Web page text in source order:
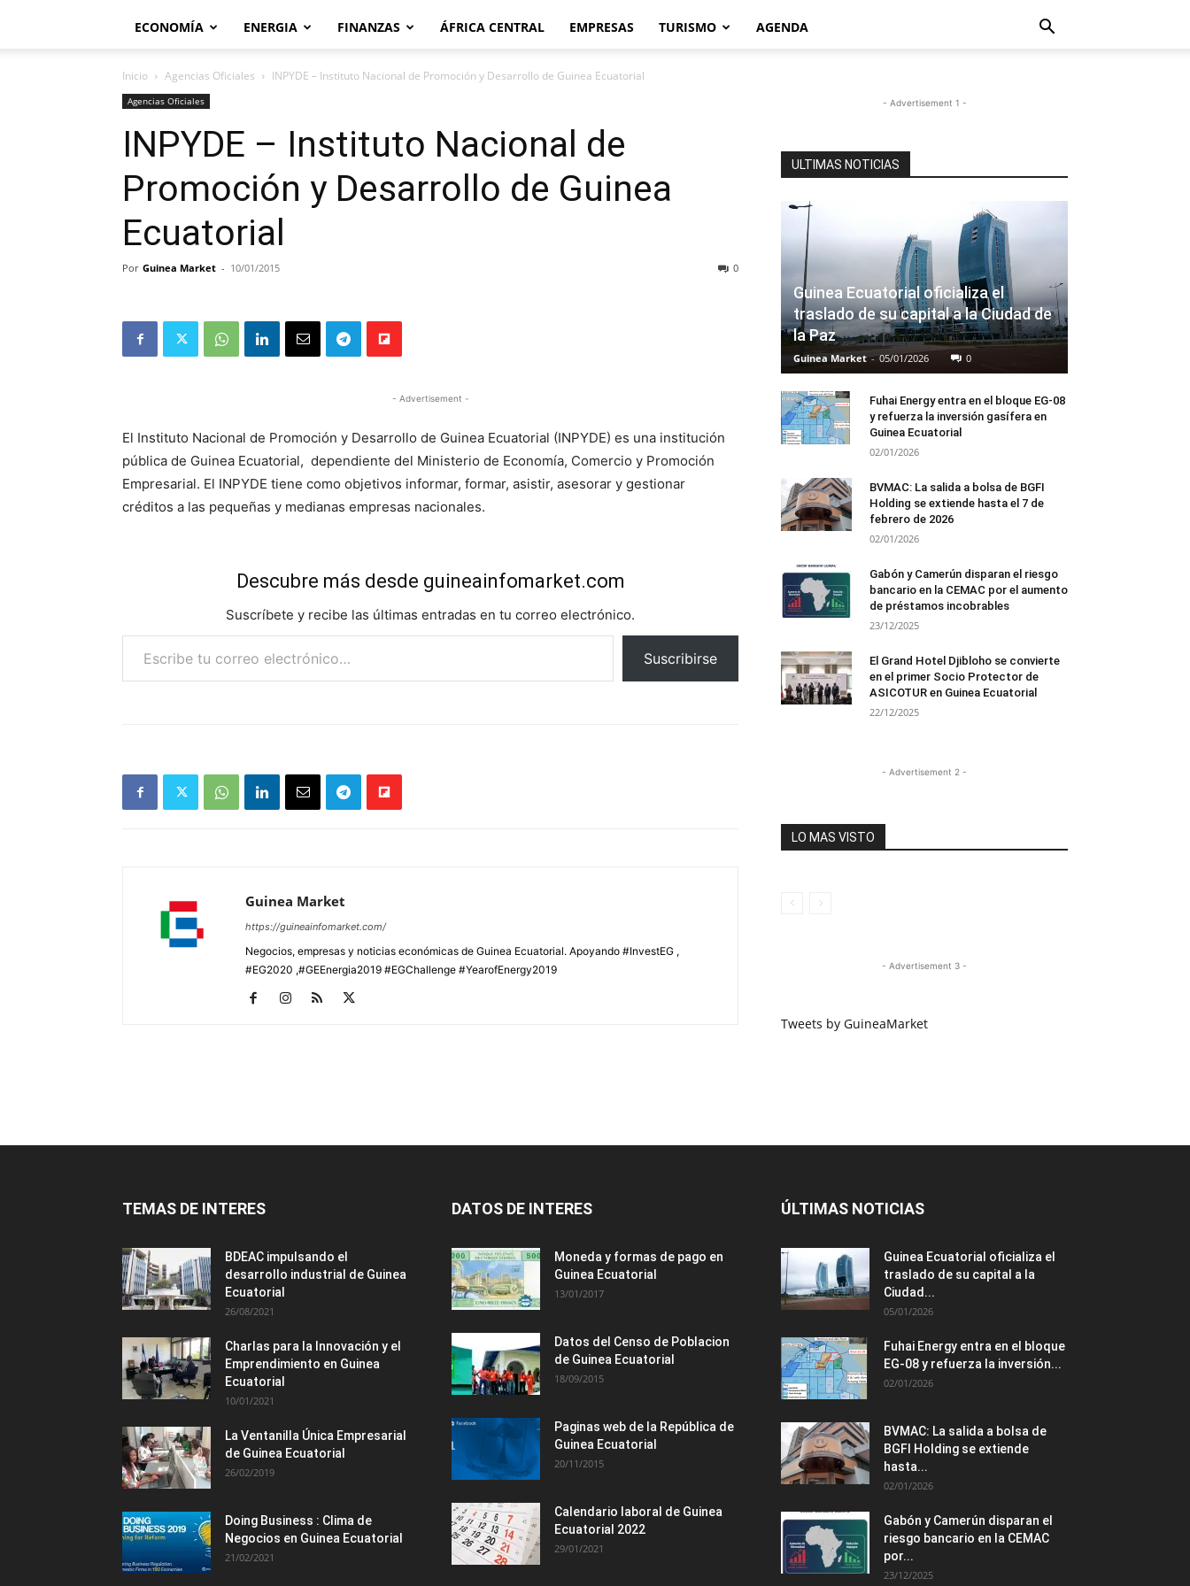
ECONOMÍA ENERGIA FINANZAS ÁFRICA CENTRAL EMPRESAS TURISMO AGENDA
Inicio Agencias Oficiales INPYDE – Instituto Nacional de Promoción y Desarrollo de Guinea Ecuatorial
Agencias Oficiales
INPYDE – Instituto Nacional de
Promoción y Desarrollo de Guinea
Ecuatorial
Por Guinea Market - 10/01/2015 0
- Advertisement -
El Instituto Nacional de Promoción y Desarrollo de Guinea Ecuatorial (INPYDE) es una institución
pública de Guinea Ecuatorial, dependiente del Ministerio de Economía, Comercio y Promoción
Empresarial. El INPYDE tiene como objetivos informar, formar, asistir, asesorar y gestionar
créditos a las pequeñas y medianas empresas nacionales.
Descubre más desde guineainfomarket.com
Suscríbete y recibe las últimas entradas en tu correo electrónico.
Escribe tu correo electrónico…
Suscribirse
Guinea Market
https://guineainfomarket.com/
Negocios, empresas y noticias económicas de Guinea Ecuatorial. Apoyando #InvestEG ,
#EG2020 ,#GEEnergia2019 #EGChallenge #YearofEnergy2019
- Advertisement 1 -
ULTIMAS NOTICIAS
Guinea Ecuatorial oficializa el
traslado de su capital a la Ciudad de
la Paz
Guinea Market - 05/01/2026 0
Fuhai Energy entra en el bloque EG-08
y refuerza la inversión gasífera en
Guinea Ecuatorial
02/01/2026
BVMAC: La salida a bolsa de BGFI
Holding se extiende hasta el 7 de
febrero de 2026
02/01/2026
Gabón y Camerún disparan el riesgo
bancario en la CEMAC por el aumento
de préstamos incobrables
23/12/2025
El Grand Hotel Djibloho se convierte
en el primer Socio Protector de
ASICOTUR en Guinea Ecuatorial
22/12/2025
- Advertisement 2 -
LO MAS VISTO
- Advertisement 3 -
Tweets by GuineaMarket
TEMAS DE INTERES
BDEAC impulsando el
desarrollo industrial de Guinea
Ecuatorial
26/08/2021
Charlas para la Innovación y el
Emprendimiento en Guinea
Ecuatorial
10/01/2021
La Ventanilla Única Empresarial
de Guinea Ecuatorial
26/02/2019
Doing Business : Clima de
Negocios en Guinea Ecuatorial
21/02/2021
DATOS DE INTERES
Moneda y formas de pago en
Guinea Ecuatorial
13/01/2017
Datos del Censo de Poblacion
de Guinea Ecuatorial
18/09/2015
Paginas web de la República de
Guinea Ecuatorial
20/11/2015
Calendario laboral de Guinea
Ecuatorial 2022
29/01/2021
ÚLTIMAS NOTICIAS
Guinea Ecuatorial oficializa el
traslado de su capital a la
Ciudad...
05/01/2026
Fuhai Energy entra en el bloque
EG-08 y refuerza la inversión...
02/01/2026
BVMAC: La salida a bolsa de
BGFI Holding se extiende
hasta...
02/01/2026
Gabón y Camerún disparan el
riesgo bancario en la CEMAC
por...
23/12/2025